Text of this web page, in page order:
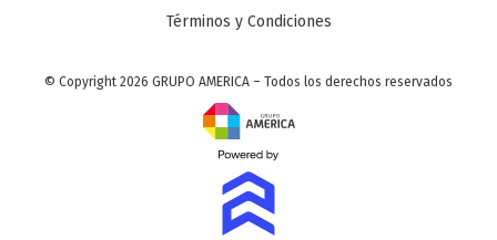
Términos y Condiciones
© Copyright 2026 GRUPO AMERICA – Todos los derechos reservados